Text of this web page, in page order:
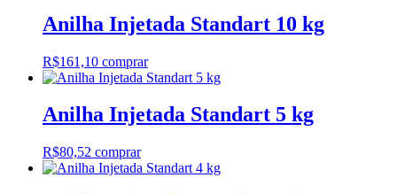
Anilha Injetada Standart 10 kg
R$161,10 comprar
Anilha Injetada Standart 5 kg
R$80,52 comprar